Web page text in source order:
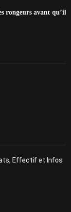
rongeurs avant qu’il
Effectif et Infos